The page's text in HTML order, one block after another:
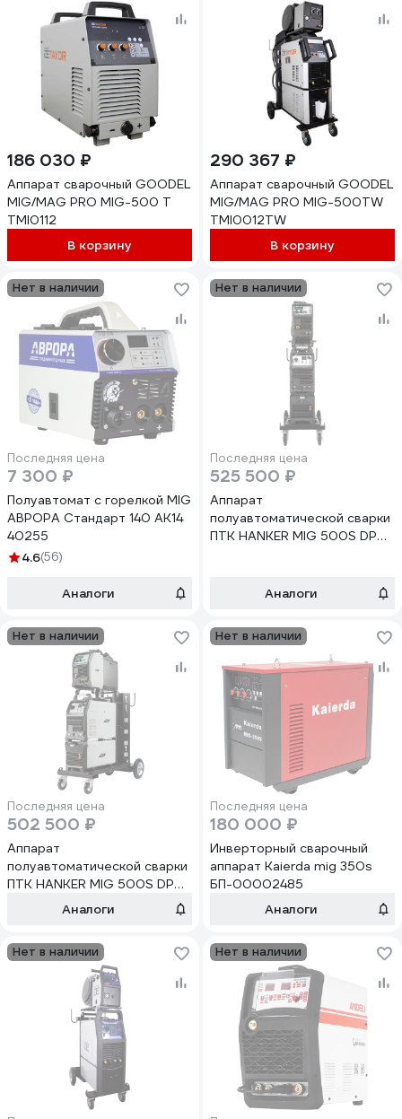
186 030 ₽
Аппарат сварочный GOODEL
MIG/MAG PRO MIG-500 Т
TMI0112
В корзину
290 367 ₽
Аппарат сварочный GOODEL
MIG/MAG PRO MIG-500TW
TMI0012TW
В корзину
Нет в наличии
Последняя цена
7 300 ₽
Полуавтомат с горелкой MIG
АВРОРА Стандарт 140 AK14
40255
4.6(56)
Аналоги
Нет в наличии
Последняя цена
525 500 ₽
Аппарат
полуавтоматической сварки
ПТК HANKER MIG 500S DP
Аналоги
Нет в наличии
Последняя цена
502 500 ₽
Аппарат
полуавтоматической сварки
ПТК HANKER MIG 500S DP
H52 00000042966
Аналоги
Нет в наличии
Последняя цена
180 000 ₽
Инверторный сварочный
аппарат Kaierda mig 350s
БП-00002485
Аналоги
Нет в наличии Нет в наличии